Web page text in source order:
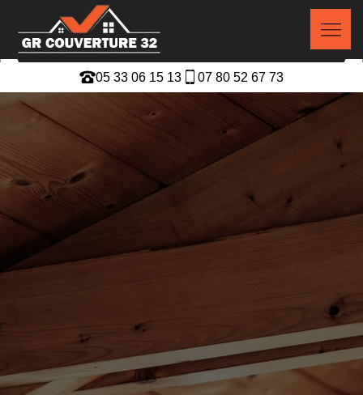
05 33 06 15 13 07 80 52 67 73